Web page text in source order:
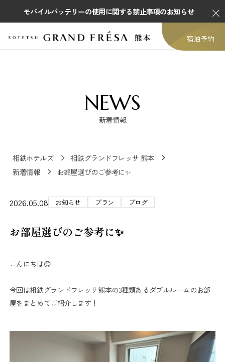
モバイルバッテリーの使用に関する禁止事項のお知らせ
宿泊予約
NEWS
新着情報
相鉄ホテルズ
相鉄グランドフレッサ 熊本
新着情報
お部屋選びのご参考に✨
2026.05.08 お知らせ プラン ブログ
お部屋選びのご参考に✨
こんにちは😊
今回は相鉄グランドフレッサ熊本の3種類あるダブルルームのお部
屋をまとめてご紹介します！